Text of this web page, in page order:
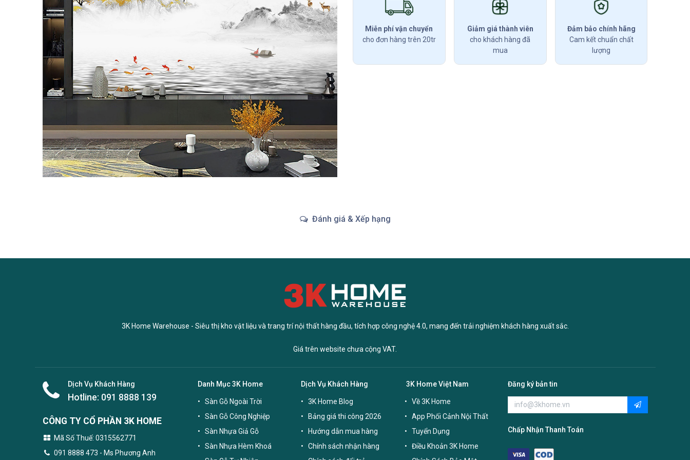
Miễn phí vận chuyển
cho đơn hàng trên 20tr
Giảm giá thành viên
cho khách hàng đã
mua
Đảm bảo chính hãng
Cam kết chuẩn chất
lượng
Đánh giá & Xếp hạng
3K Home Warehouse - Siêu thị kho vật liệu và trang trí nội thất hàng đầu, tích hợp công nghệ 4.0, mang đến trải nghiệm khách hàng xuất sắc.
Giá trên website chưa cộng VAT.
Dịch Vụ Khách Hàng
Hotline: 091 8888 139
CÔNG TY CỔ PHẦN 3K HOME
Mã Số Thuế: 0315562771
091 8888 473 - Ms Phương Anh
Danh Mục 3K Home
Sàn Gỗ Ngoài Trời
Sàn Gỗ Công Nghiệp
Sàn Nhựa Giả Gỗ
Sàn Nhựa Hèm Khoá
Dịch Vụ Khách Hàng
3K Home Blog
Bảng giá thi công 2026
Hướng dẫn mua hàng
Chính sách nhận hàng
3K Home Việt Nam
Về 3K Home
App Phối Cảnh Nội Thất
Tuyển Dụng
Điều Khoản 3K Home
Đăng ký bản tin
Chấp Nhận Thanh Toán